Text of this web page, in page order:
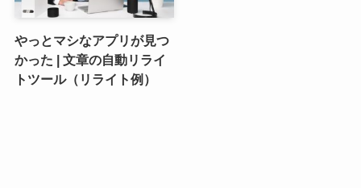
やっとマシなアプリが見つ
かった | 文章の自動リライ
トツール（リライト例）